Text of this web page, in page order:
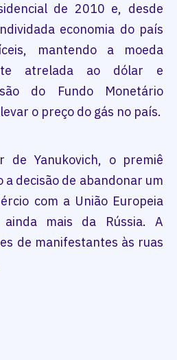
de 2010 e, desde
economia do país
mantendo a moeda
atrelada ao dólar e
do Fundo Monetário
o preço do gás no país.
de Yanukovich, o premiê
a decisão de abandonar um
com a União Europeia
ainda mais da Rússia. A
de manifestantes às ruas